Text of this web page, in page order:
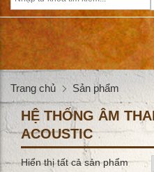
Trang chủ Sản phẩm
HỆ THỐNG ÂM
ACOUSTIC
Hiển thị tất cả sản phẩm